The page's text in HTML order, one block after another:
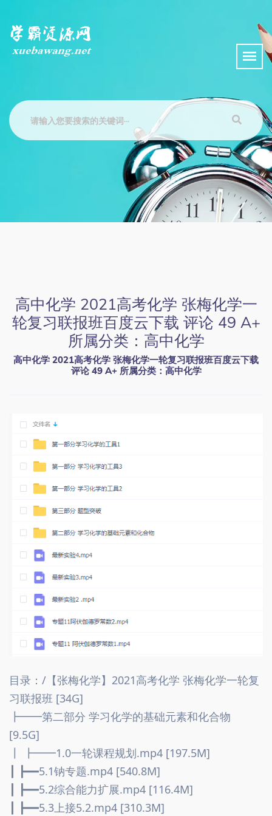
高中化学 2021高考化学 张梅化学一
轮复习联报班百度云下载 评论 49 A+
所属分类：高中化学
高中化学 2021高考化学 张梅化学一轮复习联报班百度云下载
评论 49 A+ 所属分类：高中化学
目录：/【张梅化学】2021高考化学 张梅化学一轮复
习联报班 [34G]
┣━━第二部分 学习化学的基础元素和化合物
[9.5G]
┃ ┣━━1.0一轮课程规划.mp4 [197.5M]
┃ ┣━━5.1钠专题.mp4 [540.8M]
┃ ┣━━5.2综合能力扩展.mp4 [116.4M]
┃ ┣━━5.3上接5.2.mp4 [310.3M]